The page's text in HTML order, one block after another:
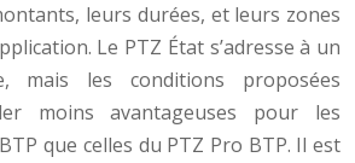
leurs durées, et leurs zones
Le PTZ État s’adresse à un
mais les conditions proposées
moins avantageuses pour les
que celles du PTZ Pro BTP. Il est